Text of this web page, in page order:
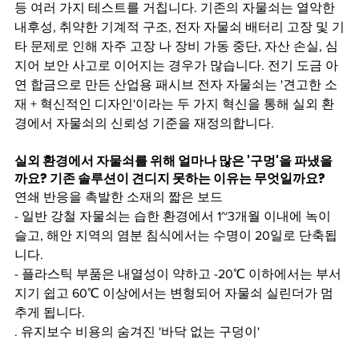
등 여러 가지 테스트를 거칩니다. 기존의 자물쇠는 열악한
내후성, 취약한 기계적 구조, 전자 자물쇠 배터리 고장 및 기
타 문제로 인해 자주 고장 나 장비 가동 중단, 자산 손실, 심
지어 보안 사고로 이어지는 경우가 많습니다. 전기 도금 아
연 합금으로 만든 산업용 패시브 전자 자물쇠는 '견고한 소
재 + 혁신적인 디자인'이라는 두 가지 혁신을 통해 실외 환
경에서 자물쇠의 신뢰성 기준을 재정의합니다.
실외 환경에서 자물쇠를 위해 얼마나 많은 '구멍'을 파냈을
까요? 기존 솔루션이 견디지 못하는 이유는 무엇일까요?
연쇄 반응을 촉발한 소재의 짧은 보드
- 일반 강철 자물쇠는 습한 환경에서 1~3개월 이내에 녹이
슬고, 해안 지역의 염분 침식에서는 수명이 20일로 단축됩
니다.
- 플라스틱 부품은 내열성이 약하고 -20℃ 이하에서는 부서
지기 쉽고 60℃ 이상에서는 변형되어 자물쇠 실린더가 멈
추게 됩니다.
. 유지보수 비용의 숨겨진 '바닥 없는 구덩이'